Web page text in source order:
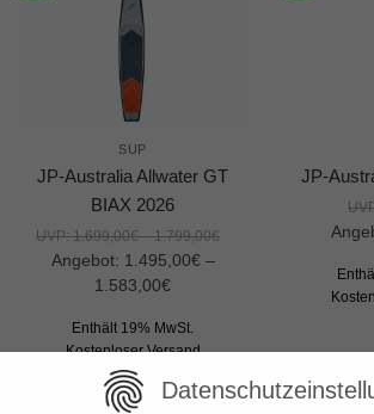
SUP
JP-Australia Allwater GT
BIAX 2026
UVP:1.699,00€–1.799,00€
Angebot: 1.495,00€–
1.583,00€
Enthält 19% MwSt.
Kostenloser Versand
Ausführung wählen
JP-